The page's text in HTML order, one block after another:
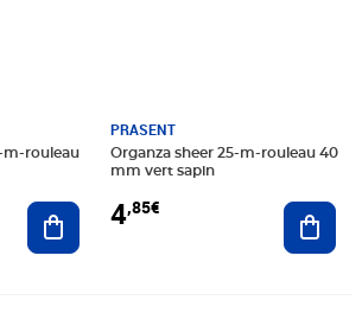
m-rouleau
Ajouter au panier
PRASENT
Organza sheer 25-m-rouleau 40
mm vert sapin
4,85€